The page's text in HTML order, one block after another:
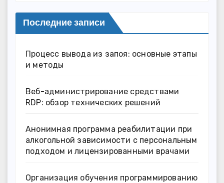
Последние записи
Процесс вывода из запоя: основные этапы
и методы
Веб-администрирование средствами
RDP: обзор технических решений
Анонимная программа реабилитации при
алкогольной зависимости с персональным
подходом и лицензированными врачами
Организация обучения программированию